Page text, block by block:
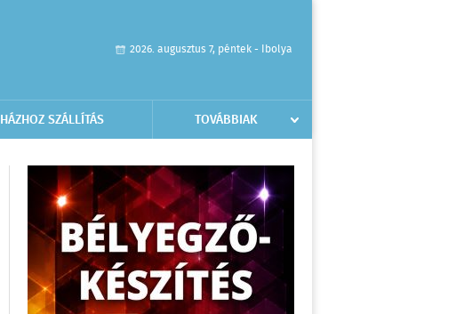
2026. augusztus 7, péntek - Ibolya
HÁZHOZ SZÁLLÍTÁS TOVÁBBIAK